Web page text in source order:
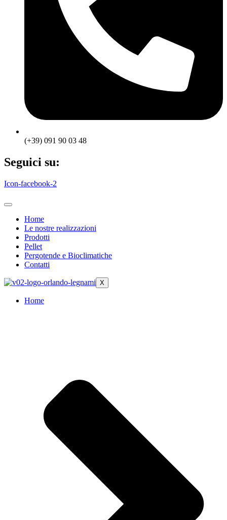
(+39) 091 90 03 48
Seguici su:
Icon-facebook-2
Home
Le nostre realizzazioni
Prodotti
Pellet
Pergotende e Bioclimatiche
Contatti
X
Home